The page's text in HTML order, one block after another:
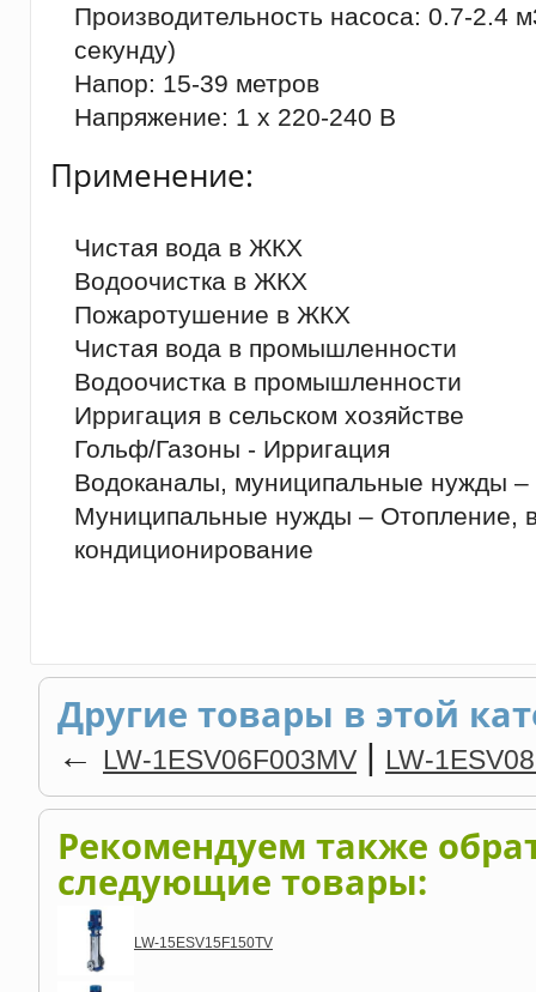
Производительность насоса: 0.7-2.4
секунду)
Напор: 15-39 метров
Напряжение: 1 x 220-240 В
Применение:
Чистая вода в ЖКХ
Водоочистка в ЖКХ
Пожаротушение в ЖКХ
Чистая вода в промышленности
Водоочистка в промышленности
Ирригация в сельском хозяйстве
Гольф/Газоны - Ирригация
Водоканалы, муниципальные нужды –
Муниципальные нужды – Отопление,
кондиционирование
Другие товары в этой
← LW-1ESV06F003MV | LW-
Рекомендуем также
следующие товары:
LW-15ESV15F150TV